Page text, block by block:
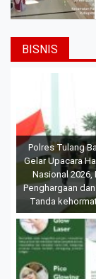
BISNIS
Polres Tulang
Gelar Upacara
Nasional 2026,
Penghargaan
Tanda